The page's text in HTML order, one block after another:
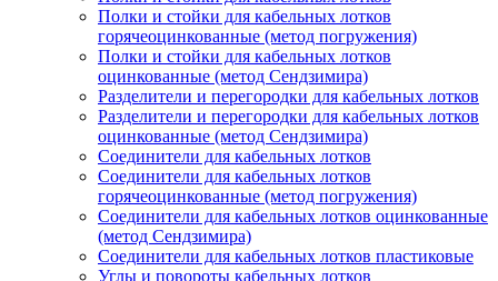
Полки и стойки для кабельных лотков
горячеоцинкованные (метод погружения)
Полки и стойки для кабельных лотков
оцинкованные (метод Сендзимира)
Разделители и перегородки для кабельных лотков
Разделители и перегородки для кабельных лотков
оцинкованные (метод Сендзимира)
Соединители для кабельных лотков
Соединители для кабельных лотков
горячеоцинкованные (метод погружения)
Соединители для кабельных лотков оцинкованные
(метод Сендзимира)
Соединители для кабельных лотков пластиковые
Углы и повороты кабельных лотков